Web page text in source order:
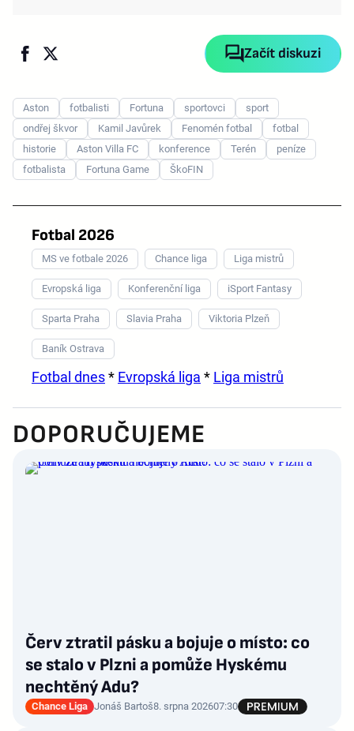
Začít diskuzi
Aston fotbalisti Fortuna sportovci
sport
ondřej škvor
Kamil Javůrek Fenomén fotbal
fotbal
historie
Aston Villa FC konference Terén
peníze
fotbalista
Fortuna Game ŠkoFIN
Fotbal 2026
MS ve fotbale 2026 Chance liga Liga mistrů
Evropská liga Konferenční liga iSport Fantasy
Sparta Praha Slavia Praha Viktoria Plzeň
Baník Ostrava
Fotbal dnes* Evropská liga * Liga mistrů
DOPORUČUJEME
Červ ztratil pásku a bojuje o místo: co
se stalo v Plzni a pomůže Hyskému
nechtěný Adu?
Chance Liga Jonáš Bartoš8. srpna 202607:30